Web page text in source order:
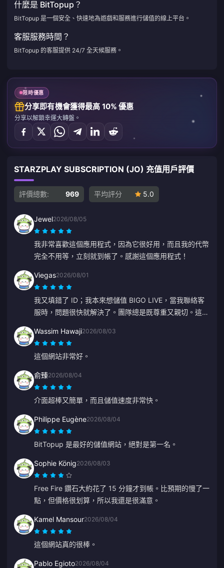
什麼是 BitTopup？
BitTopup 是一個安全、快速地為遊戲和服務進行儲值的線上平台。
客服服務時間？
BitTopup 的客服提供 24/7 全天候服務。
限時優惠
分享即有機會獲得最高 10% 優惠
分享以解鎖幸運大轉盤。
STARZPLAY SUBSCRIPTION (JO) 充值用戶評價
評價總數: 969 平均評分 5.0
Jewel2026/08/05
我非常喜歡這個應用程式，因為它很好用，而且我的代幣
完全不用等，立刻就到帳了。感謝這個應用程式！
Viegas2026/08/01
我又填錯了 ID；我本來想儲值 BIGO LIVE，當我聯絡客
服時，問題很快就解決了。團隊總是既尊重又親切。這次
Wassim Hawaji2026/08/03
這個網站非常好。
俞臻2026/08/04
介面超棒又簡單，而且儲值速度非常快。
Philippe Eugène2026/08/04
BitTopup 是最好的儲值網站，絕對是第一名。
Sophie König2026/08/03
Free Fire 鑽石大約花了 15 分鐘才到帳。比預期的慢了一
點，但價格很划算，所以我還是很滿意。
Kamel Mansour2026/08/04
這個網站真的很棒。
Pablo Egioto2026/08/04